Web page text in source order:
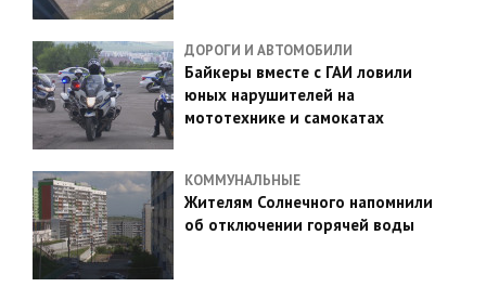
ДОРОГИ И АВТОМОБИЛИ
Байкеры вместе с ГАИ ловили
юных нарушителей на
мототехнике и самокатах
КОММУНАЛЬНЫЕ
Жителям Солнечного напомнили
об отключении горячей воды